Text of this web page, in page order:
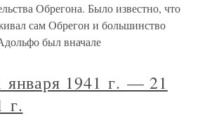
Обрегона. Было известно, что
сам Обрегон и большинство
был вначале
января 1941 г. — 21
г.